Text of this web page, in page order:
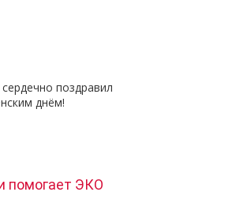
поздравил
днём!
помогает ЭКО